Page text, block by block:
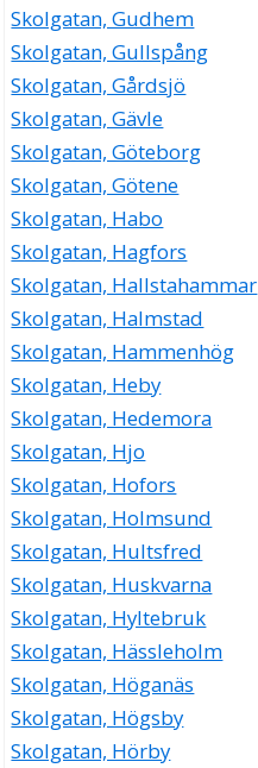
Skolgatan, Gudhem
Skolgatan, Gullspång
Skolgatan, Gårdsjö
Skolgatan, Gävle
Skolgatan, Göteborg
Skolgatan, Götene
Skolgatan, Habo
Skolgatan, Hagfors
Skolgatan, Hallstahammar
Skolgatan, Halmstad
Skolgatan, Hammenhög
Skolgatan, Heby
Skolgatan, Hedemora
Skolgatan, Hjo
Skolgatan, Hofors
Skolgatan, Holmsund
Skolgatan, Hultsfred
Skolgatan, Huskvarna
Skolgatan, Hyltebruk
Skolgatan, Hässleholm
Skolgatan, Höganäs
Skolgatan, Högsby
Skolgatan, Hörby